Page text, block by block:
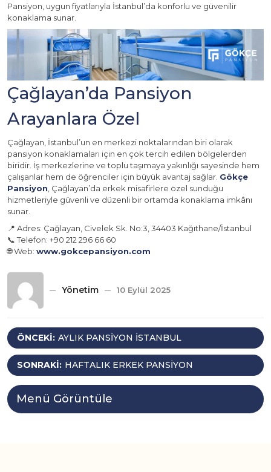
Pansiyon, uygun fiyatlarıyla İstanbul’da konforlu ve güvenilir
konaklama sunar.
Çağlayan’da Pansiyon
Arayanlara Özel
Çağlayan, İstanbul’un en merkezi noktalarından biri olarak
pansiyon konaklamaları için en çok tercih edilen bölgelerden
biridir. İş merkezlerine ve toplu taşımaya yakınlığı sayesinde hem
çalışanlar hem de öğrenciler için büyük avantaj sağlar. Gökçe
Pansiyon , Çağlayan’da erkek misafirlere özel sunduğu
hizmetleriyle güvenli ve düzenli bir ortamda konaklama imkânı
sunar.
📍 Adres: Çağlayan, Civelek Sk. No:3, 34403 Kağıthane/İstanbul
📞 Telefon: +90 212 296 66 60
🌐 Web: www.gokcepansiyon.com
Yönetim 10 Eylül 2025
Yazı
gezinmesi
ÖNCEKI: AYLIK PANSIYON İSTANBUL
SONRAKI: HAFTALIK ERKEK PANSIYON
Menü Görüntüle